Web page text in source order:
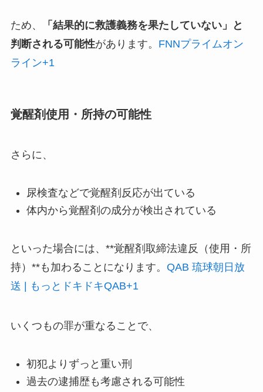
ため、
「結果的に救護義務を果たしていない」と
判断される可能性があります。 FNNプライムオン
ライン+1
覚醒剤使用・所持の可能性
さらに、
尿検査などで覚醒剤反応が出ている
体内から覚醒剤の成分が検出されている
といった場合には、**覚醒剤取締法違反（使用・所
持）**も加わることになります。 QAB 琉球朝日放
送 | もっとドキドキQAB+1
いくつもの罪が重なることで、
初犯よりずっと重い刑
過去の逮捕歴も考慮される可能性